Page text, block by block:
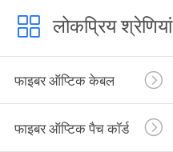
लोकप्रिय श्रेणियां
फाइबर ऑप्टिक केबल
फाइबर ऑप्टिक पैच कॉर्ड